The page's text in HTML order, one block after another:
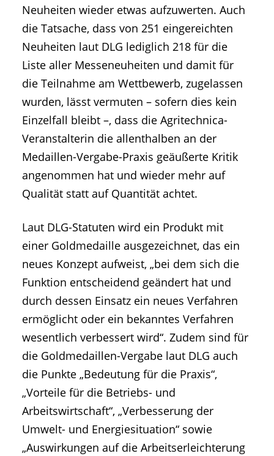
Neuheiten wieder etwas aufzuwerten. Auch
die Tatsache, dass von 251 eingereichten
Neuheiten laut DLG lediglich 218 für die
Liste aller Messeneuheiten und damit für
die Teilnahme am Wettbewerb, zugelassen
wurden, lässt vermuten – sofern dies kein
Einzelfall bleibt –, dass die Agritechnica-
Veranstalterin die allenthalben an der
Medaillen-Vergabe-Praxis geäußerte Kritik
angenommen hat und wieder mehr auf
Qualität statt auf Quantität achtet.
Laut DLG-Statuten wird ein Produkt mit
einer Goldmedaille ausgezeichnet, das ein
neues Konzept aufweist, „bei dem sich die
Funktion entscheidend geändert hat und
durch dessen Einsatz ein neues Verfahren
ermöglicht oder ein bekanntes Verfahren
wesentlich verbessert wird“. Zudem sind für
die Goldmedaillen-Vergabe laut DLG auch
die Punkte „Bedeutung für die Praxis“,
„Vorteile für die Betriebs- und
Arbeitswirtschaft“, „Verbesserung der
Umwelt- und Energiesituation“ sowie
„Auswirkungen auf die Arbeitserleichterung